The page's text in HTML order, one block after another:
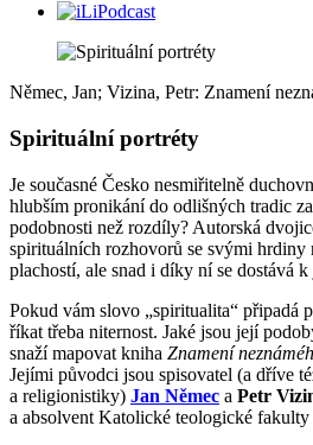
Němec, Jan; Vizina, Petr: Znamení
Spirituální portréty
Je současné Česko nesmiřitelně
hlubším pronikání do odlišných tradic
podobnosti než rozdíly? Autorská
spirituálních rozhovorů se svými hrdiny
plachostí, ale snad i díky ní se dostává
Pokud vám slovo „spiritualita“ připadá
říkat třeba niternost. Jaké jsou její
snaží mapovat kniha Znamení
Jejími původci jsou spisovatel (a dříve
a religionistiky) Jan Němec a Petr
a absolvent Katolické teologické